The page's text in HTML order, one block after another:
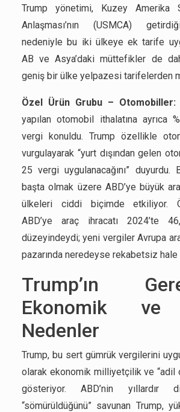
Trump yönetimi, Kuzey Amerika
Anlaşması’nın (USMCA)
nedeniyle bu iki ülkeye ek tarife
AB ve Asya’daki müttefikler de
geniş bir ülke yelpazesi tarifelerden
Özel Ürün Grubu – Otomobiller:
yapılan otomobil ithalatına ayrıca
vergi konuldu. Trump özellikle
vurgulayarak “yurt dışından gelen
25 vergi uygulanacağını” duyurdu.
başta olmak üzere ABD’ye büyük
ülkeleri ciddi biçimde etkiliyor.
ABD’ye araç ihracatı 2024’te
düzeyindeydi; yeni vergiler Avrupa
pazarında neredeyse rekabetsiz
Trump’ın
Ekonomik ve
Nedenler
Trump, bu sert gümrük vergilerini
olarak ekonomik milliyetçilik ve “adil
gösteriyor. ABD’nin yıllardır
“sömürüldüğünü” savunan Trump,